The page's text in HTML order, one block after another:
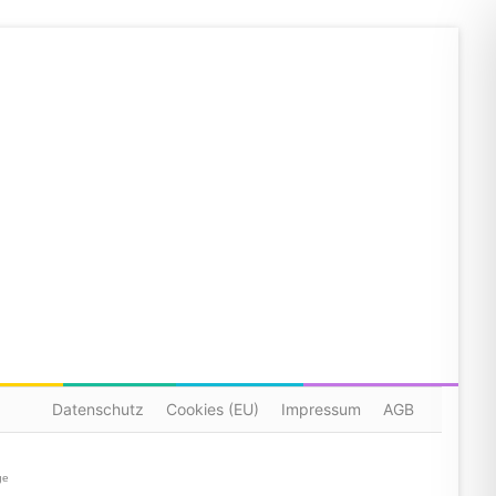
Datenschutz Cookies (EU) Impressum AGB